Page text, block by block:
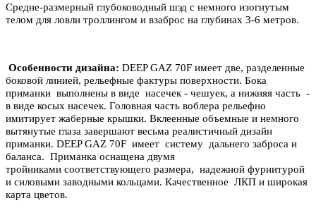
Средне-размерный глубоководный шэд с немного изогнутым
телом для ловли троллингом и взаброс на глубинах 3-6 метров.
Особенности дизайна: DEEP GAZ 70F имеет две, разделенные
боковой линией, рельефные фактуры поверхности. Бока
приманки выполнены в виде насечек - чешуек, а нижняя часть -
в виде косых насечек. Головная часть воблера рельефно
имитирует жаберные крышки. Вклеенные объемные и немного
вытянутые глаза завершают весьма реалистичный дизайн
приманки. DEEP GAZ 70F имеет систему дальнего заброса и
баланса. Приманка оснащена двумя
тройниками соответствующего размера, надежной фурнитурой
и силовыми заводными кольцами. Качественное ЛКП и широкая
карта цветов.